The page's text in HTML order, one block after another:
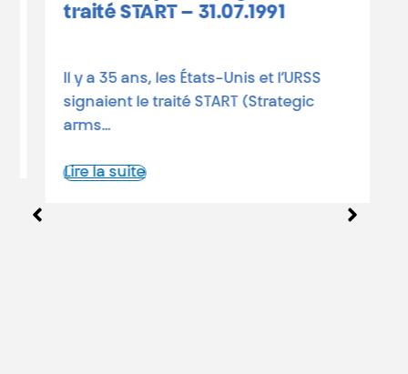
traité START – 31.07.1991
Il y a 35 ans, les États-Unis et l’URSS
signaient le traité START (Strategic
arms…
Lire la suite